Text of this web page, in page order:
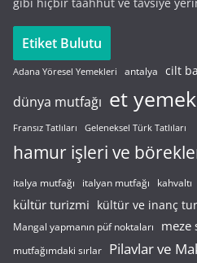
Etiket Bulutu
Adana Yöresel Yemekleri antalya cilt
dünya mutfağı et
Fransız Tatlıları Geleneksel Türk Tatlıları
hamur işleri ve
italya mutfağı italyan mutfağı kahvaltı
kültür turizmi kültür ve inanç
Mangal yapmanın püf noktaları meze
mutfağımdaki sırlar Pilavlar ve